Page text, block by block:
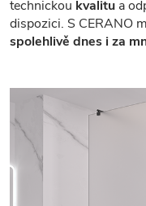
technickou kvalitu a
dispozici. S CERANO
spolehlivě dnes i za